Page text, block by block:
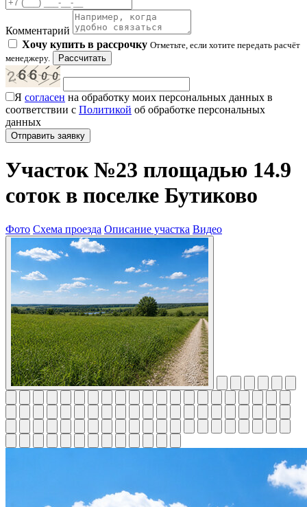
Комментарий
Хочу купить в рассрочку Отметьте, если хотите передать расчёт
менеджеру.
Рассчитать
Я согласен на обработку моих персональных данных в
соответствии с Политикой об обработке персональных
данных
Участок №23 площадью 14.9
соток в поселке Бутиково
Фото Схема проезда Описание участка Видео